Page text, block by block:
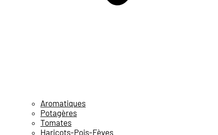
Aromatiques
Potagères
Tomates
Haricots-Pois-Fèves